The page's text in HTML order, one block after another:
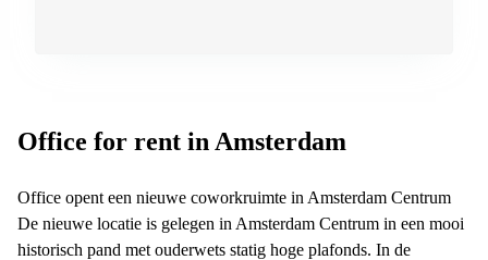
Office for rent in Amsterdam
Office opent een nieuwe coworkruimte in Amsterdam Centrum
De nieuwe locatie is gelegen in Amsterdam Centrum in een mooi
historisch pand met ouderwets statig hoge plafonds. In de